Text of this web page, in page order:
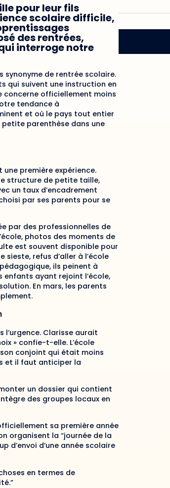
pour leur fils
scolaire difficile,
des rentrées,
interroge notre
synonyme de rentrée scolaire.
qui suivent une instruction en
concerne officiellement moins
tendance à
et où le pays tout entier
parenthèse dans une
première expérience.
structure de petite taille,
un taux d’encadrement
par ses parents pour se
par des professionnelles de
photos des moments de
est souvent disponible pour
sieste, refus d’aller à l’école
ils peinent à
enfants ayant rejoint l’école,
En mars, les parents
l’urgence. Clarisse aurait
» confie-t-elle. L’école
conjoint qui était moins
et il faut anticiper la
un dossier qui contient
des groupes locaux en
sa première année
organisent la “journée de la
d’envoi d’une année scolaire
en termes de